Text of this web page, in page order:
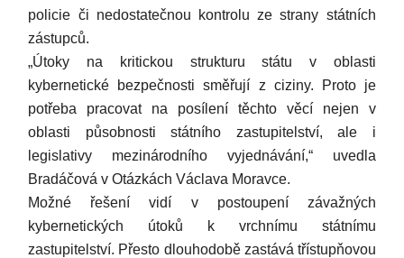
policie či nedostatečnou kontrolu ze strany státních
zástupců.
„Útoky na kritickou strukturu státu v oblasti
kybernetické bezpečnosti směřují z ciziny. Proto je
potřeba pracovat na posílení těchto věcí nejen v
oblasti působnosti státního zastupitelství, ale i
legislativy mezinárodního vyjednávání,“ uvedla
Bradáčová v Otázkách Václava Moravce.
Možné řešení vidí v postoupení závažných
kybernetických útoků k vrchnímu státnímu
zastupitelství. Přesto dlouhodobě zastává třístupňovou